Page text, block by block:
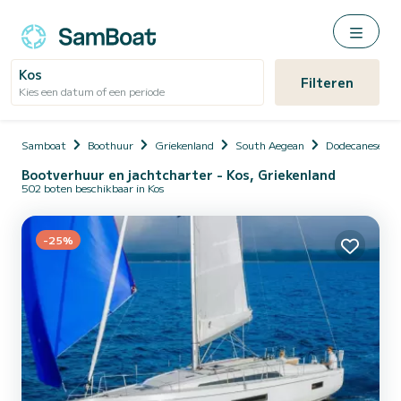
Kos
Kies een datum of een periode Filteren
Samboat Boothuur Griekenland South Aegean Dodecanese
Bootverhuur en jachtcharter - Kos, Griekenland
502 boten beschikbaar in Kos
-25%